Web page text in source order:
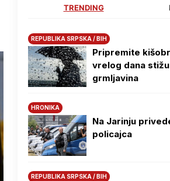
TRENDING
REPUBLIKA SRPSKA / BIH
Pripremite
vrelog dana
grmljavina
HRONIKA
Na Јarinju
policajca
REPUBLIKA SRPSKA / BIH